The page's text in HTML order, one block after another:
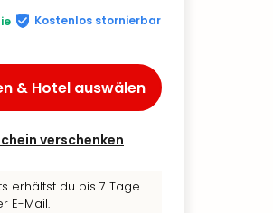
Kostenlos stornierbar
& Hotel auswälen
verschenken
erhältst du bis 7 Tage
E-Mail.